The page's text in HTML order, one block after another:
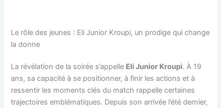
Le rôle des jeunes : Eli Junior Kroupi, un prodige qui change
la donne
La révélation de la soirée s’appelle Eli Junior Kroupi. À 19
ans, sa capacité à se positionner, à finir les actions et à
ressentir les moments clés du match rappelle certaines
trajectoires emblématiques. Depuis son arrivée l’été dernier,